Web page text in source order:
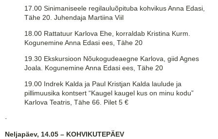
17.00 Sinimaniseele regilauluõpituba kohvikus Anna Edasi,
Tähe 20. Juhendaja Martiina Viil
18.00 Rattatuur Karlova Ehe, korraldab Kristina Kurm.
Kogunemine Anna Edasi ees, Tähe 20
19.30 Ekskursioon Nõukogudeaegne Karlova, giid Agnes
Joala. Kogunemine Anna Edasi ees, Tähe 20
19.00 Indrek Kalda ja Paul Kristjan Kalda laulude ja
pillimuusika kontsert “Kaugel kaugel kus on minu kodu”
Karlova Teatris, Tähe 66. Pilet 5 €
·
Neljapäev, 14.05 – KOHVIKUTEPÄEV